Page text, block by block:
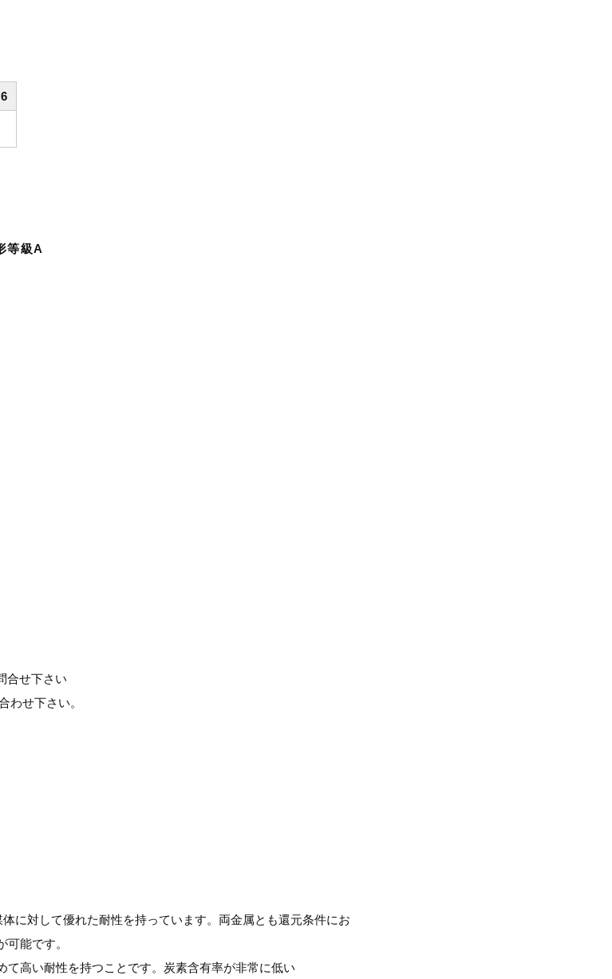
等級A
せ下さい
わせ下さい。
に対して優れた耐性を持っています。両金属とも還元条件にお
能です。
高い耐性を持つことです。炭素含有率が非常に低い